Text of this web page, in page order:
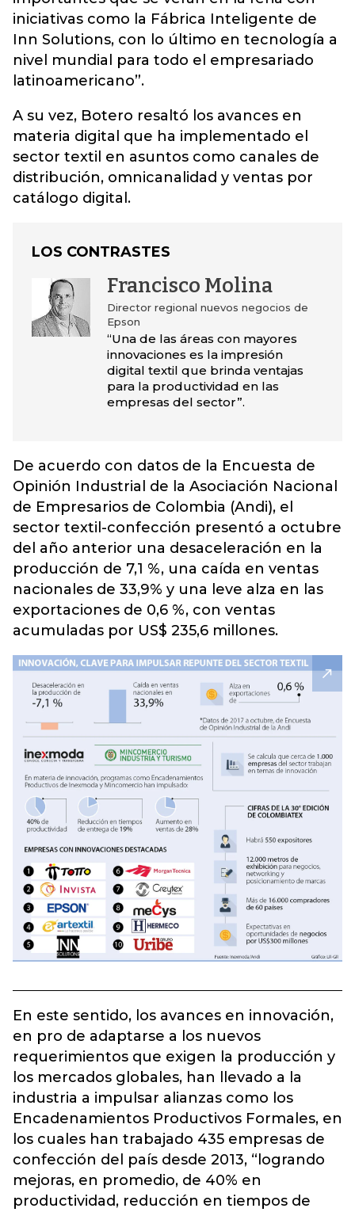
iniciativas como la Fábrica Inteligente de
Inn Solutions, con lo último en tecnología a
nivel mundial para todo el empresariado
latinoamericano”.
A su vez, Botero resaltó los avances en
materia digital que ha implementado el
sector textil en asuntos como canales de
distribución, omnicanalidad y ventas por
catálogo digital.
LOS CONTRASTES
Francisco Molina
Director regional nuevos negocios de
Epson
“Una de las áreas con mayores
innovaciones es la impresión
digital textil que brinda ventajas
para la productividad en las
empresas del sector”.
De acuerdo con datos de la Encuesta de
Opinión Industrial de la Asociación Nacional
de Empresarios de Colombia (Andi), el
sector textil-confección presentó a octubre
del año anterior una desaceleración en la
producción de 7,1 %, una caída en ventas
nacionales de 33,9% y una leve alza en las
exportaciones de 0,6 %, con ventas
acumuladas por US$ 235,6 millones.
En este sentido, los avances en innovación,
en pro de adaptarse a los nuevos
requerimientos que exigen la producción y
los mercados globales, han llevado a la
industria a impulsar alianzas como los
Encadenamientos Productivos Formales, en
los cuales han trabajado 435 empresas de
confección del país desde 2013, “logrando
mejoras, en promedio, de 40% en
productividad, reducción en tiempos de